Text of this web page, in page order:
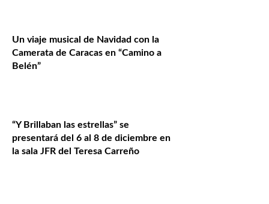
Un viaje musical de Navidad con la
Camerata de Caracas en “Camino a
Belén”
“Y Brillaban las estrellas” se
presentará del 6 al 8 de diciembre en
la sala JFR del Teresa Carreño